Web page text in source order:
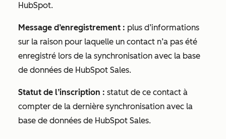
HubSpot.
Message d’enregistrement : plus d’informations
sur la raison pour laquelle un contact n’a pas été
enregistré lors de la synchronisation avec la base
de données de HubSpot Sales.
Statut de l’inscription : statut de ce contact à
compter de la dernière synchronisation avec la
base de données de HubSpot Sales.